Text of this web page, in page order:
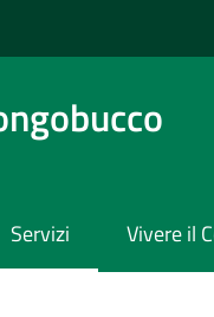
Servizi Vivere il